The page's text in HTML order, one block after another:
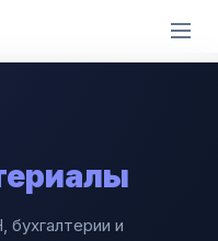
бухгалтерии и